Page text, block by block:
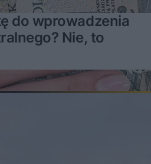
do wprowadzenia
Nie, to